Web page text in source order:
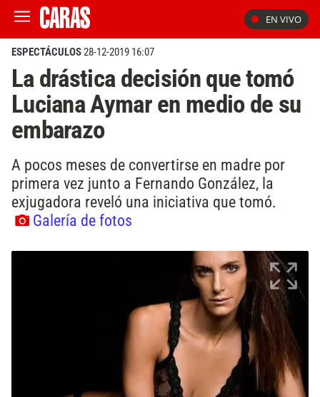
EN VIVO
ESPECTÁCULOS28-12-2019 16:07
La drástica decisión que tomó
Luciana Aymar en medio de su
embarazo
A pocos meses de convertirse en madre por
primera vez junto a Fernando González, la
exjugadora reveló una iniciativa que tomó.
Galería de fotos